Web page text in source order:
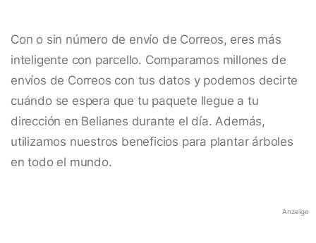
Con o sin número de envío de Correos, eres más
inteligente con parcello. Comparamos millones de
envíos de Correos con tus datos y podemos decirte
cuándo se espera que tu paquete llegue a tu
dirección en Belianes durante el día. Además,
utilizamos nuestros beneficios para plantar árboles
en todo el mundo.
Anzeige